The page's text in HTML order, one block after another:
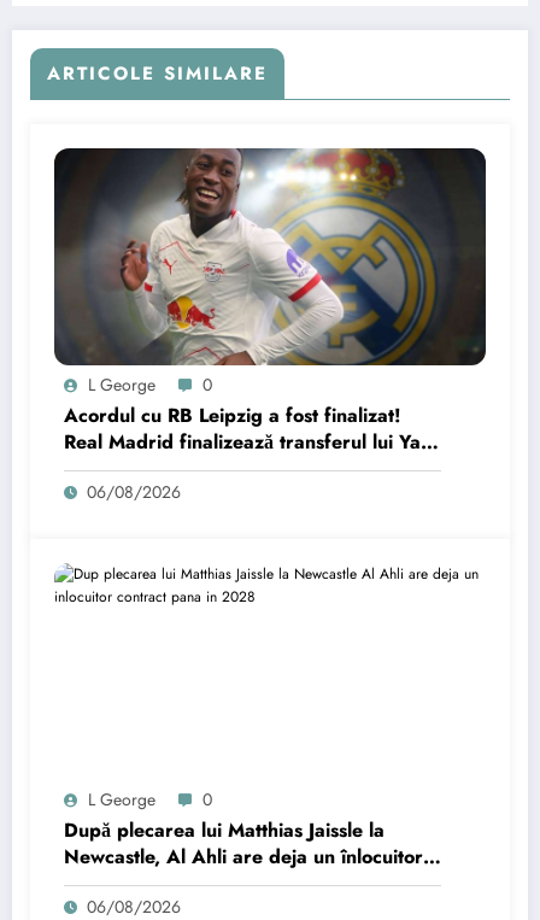
ARTICOLE SIMILARE
L George 0
Acordul cu RB Leipzig a fost finalizat!
Real Madrid finalizează transferul lui Yan
Diomande.
06/08/2026
L George 0
După plecarea lui Matthias Jaissle la
Newcastle, Al Ahli are deja un înlocuitor:
contract până în 2028.
06/08/2026